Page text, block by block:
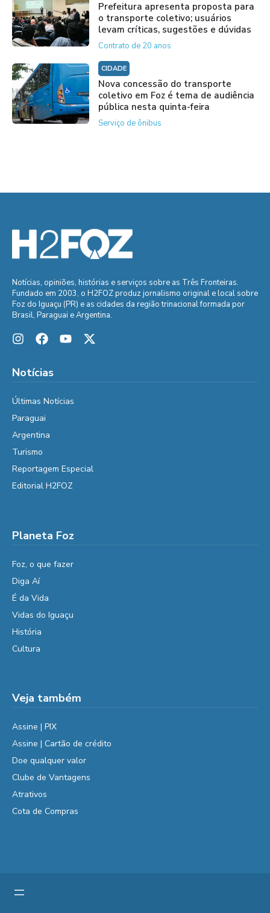
Prefeitura apresenta proposta para
o transporte coletivo; usuários
levam críticas, sugestões e dúvidas
Contrato de 20 anos
CIDADE
Nova concessão do transporte
coletivo em Foz é tema de audiência
pública nesta quinta-feira
Serviço de ônibus
Notícias, opiniões, histórias e serviços sobre as Três Fronteiras.
Fundado em 2003, o H2FOZ produz jornalismo original e local sobre
Foz do Iguaçu (PR) e as cidades da região trinacional formada por
Brasil, Paraguai e Argentina.
Notícias
Últimas Notícias
Paraguai
Argentina
Turismo
Reportagem Especial
Editorial H2FOZ
Planeta Foz
Foz, o que fazer
Diga Aí
É da Vida
Vidas do Iguaçu
História
Cultura
Veja também
Assine | PIX
Assine | Cartão de crédito
Doe qualquer valor
Clube de Vantagens
Atrativos
Cota de Compras